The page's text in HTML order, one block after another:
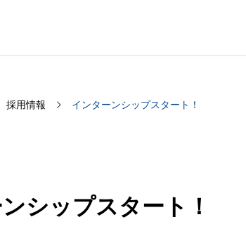
採用情報 インターンシップスタート！
シップスタート！